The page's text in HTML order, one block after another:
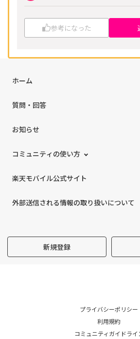
参考になった
ホーム
質問・回答
お知らせ
コミュニティの使い方
楽天モバイル公式サイト
外部送信される情報の取り扱いについて
新規登録
プライバシーポリシー
利用規約
コミュニティガイドライ